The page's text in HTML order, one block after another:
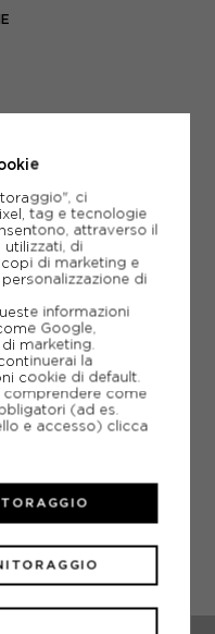
DA NOI
ci
tag e tecnologie
attraverso il
di
di marketing e
di
informazioni
Google,
marketing.
la
cookie di default.
comprendere come
(ad es.
e accesso) clicca